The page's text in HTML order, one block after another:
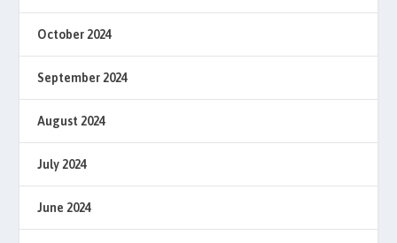
October 2024
September 2024
August 2024
July 2024
June 2024